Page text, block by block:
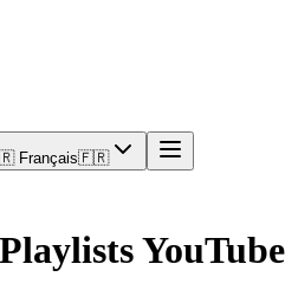
Français🇫🇷
YouTube